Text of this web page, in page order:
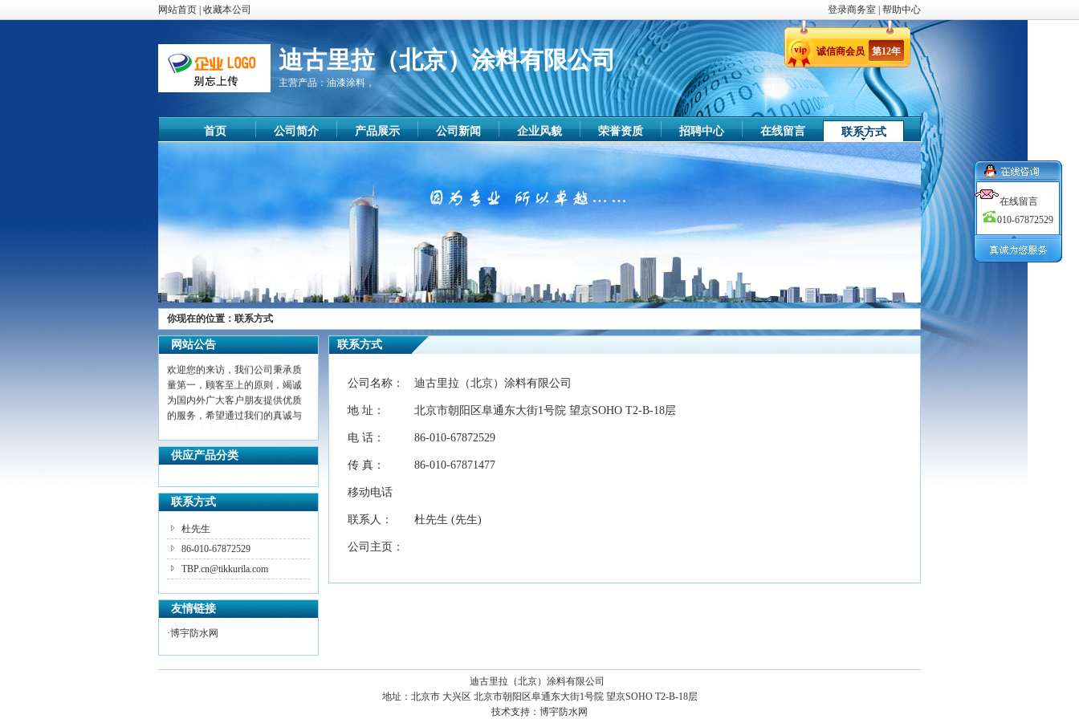
网站首页 收藏本公司 登录商务室 帮助中心
迪古里拉（北京）涂料有限公司
主营产品： 油漆涂料，
诚信商会员 第12年
首页 公司简介 产品展示 公司新闻 企业风貌 荣誉资质 招聘中心 在线留言 联系方式
你现在的位置： 联系方式
网站公告
尊敬的顾客
您好！
欢迎您的来访，我们公司秉承质
量第一，顾客至上的原则，竭诚
为国内外广大客户朋友提供优质
的服务，希望通过我们的真诚与
努力能够成为您长期的合作伙
伴，共创辉煌！
供应产品分类
联系方式
杜先生
86-010-67872529
TBP.cn@tikkurila.com
友情链接
·博宇防水网
联系方式
公司名称： 迪古里拉（北京）涂料有限公司
地 址： 北京市朝阳区阜通东大街1号院 望京SOHO T2-B-18层
电 话： 86-010-67872529
传 真： 86-010-67871477
移动电话
联系人： 杜先生 (先生)
公司主页：
在线留言
010-67872529
迪古里拉（北京）涂料有限公司
地址： 北京市 大兴区 北京市朝阳区阜通东大街1号院 望京SOHO T2-B-18层
技术支持： 博宇防水网